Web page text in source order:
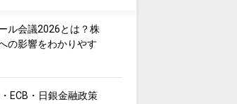
ル会議2026とは？株
の影響をわかりやす
ECB・日銀金融政策